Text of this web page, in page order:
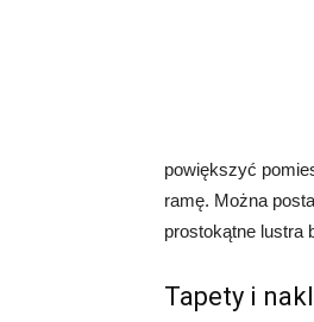
powiększyć
ramę. Można
prostokątne lustra
Tapety i